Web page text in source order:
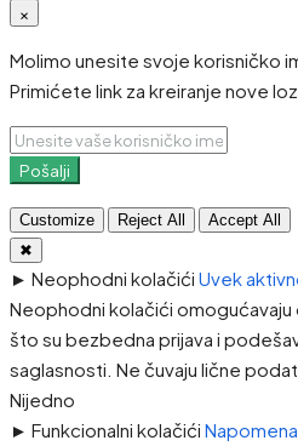
×
Molimo unesite svoje korisničko
Primićete link za kreiranje nove
Pošalji
Customize Reject All
Accept All
✖
► Neophodni kolačići Uvek
Neophodni kolačići
što su bezbedna prijava i
saglasnosti. Ne čuvaju lične
Nijedno
► Funkcionalni kolačići Napomena